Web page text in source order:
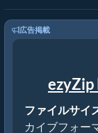
広告掲載
ezyZip
ファイルサイ
カイブフォー